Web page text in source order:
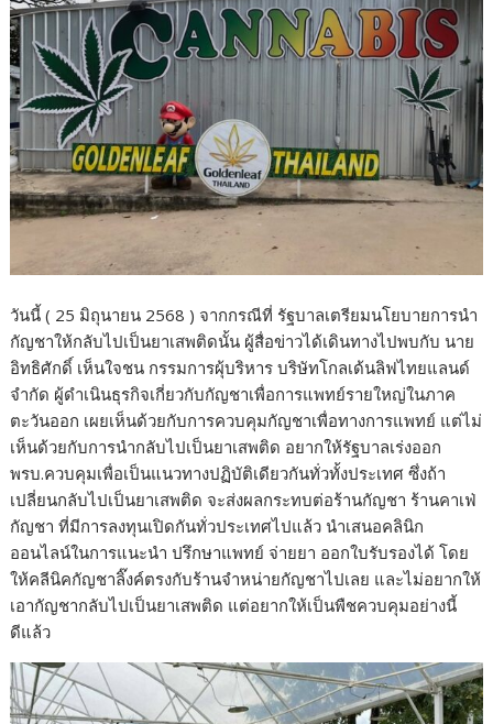
วันนี้ ( 25 มิถุนายน 2568 ) จากกรณีที่ รัฐบาลเตรียมนโยบายการนำ
กัญชาให้กลับไปเป็นยาเสพติดนั้น ผู้สื่อข่าวได้เดินทางไปพบกับ นาย
อิทธิศักดิ์ เห็นใจชน กรรมการผุ้บริหาร บริษัทโกลเด้นลิฟไทยแลนด์
จำกัด ผู้ดำเนินธุรกิจเกี่ยวกับกัญชาเพื่อการแพทย์รายใหญ่ในภาค
ตะวันออก เผยเห็นด้วยกับการควบคุมกัญชาเพื่อทางการแพทย์ แต่ไม่
เห็นด้วยกับการนำกลับไปเป็นยาเสพติด อยากให้รัฐบาลเร่งออก
พรบ.ควบคุมเพื่อเป็นแนวทางปฏิบัติเดียวกันทั่วทั้งประเทศ ซึ่งถ้า
เปลี่ยนกลับไปเป็นยาเสพติด จะส่งผลกระทบต่อร้านกัญชา ร้านคาเฟ่
กัญชา ที่มีการลงทุนเปิดกันทั่วประเทศไปแล้ว นำเสนอคลินิก
ออนไลน์ในการแนะนำ ปรึกษาแพทย์ จ่ายยา ออกใบรับรองได้ โดย
ให้คลีนิคกัญชาลิ๊งค์ตรงกับร้านจำหน่ายกัญชาไปเลย และไม่อยากให้
เอากัญชากลับไปเป็นยาเสพติด แต่อยากให้เป็นพืชควบคุมอย่างนี้
ดีแล้ว